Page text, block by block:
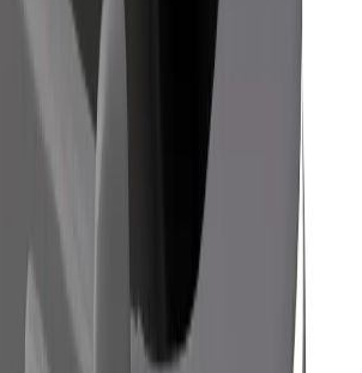
ya dakika!
Programu ya Bolt
programu ya Bolt Food